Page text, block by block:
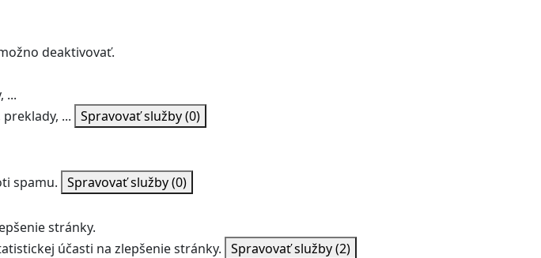
deaktivovať.
...
... Spravovať služby(0)
spamu. Spravovať služby(0)
stránky.
účasti na zlepšenie stránky. Spravovať služby(2)